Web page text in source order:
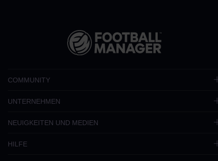
COMMUNITY
UNTERNEHMEN
NEUIGKEITEN UND MEDIEN
HILFE